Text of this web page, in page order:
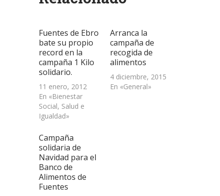
en
una
ventana
nueva)
Fuentes de Ebro
bate su propio
record en la
campaña 1 Kilo
solidario.
11 enero, 2012
En «Bienestar
Social, Salud e
Igualdad»
Arranca la
campaña de
recogida de
alimentos
4 diciembre, 2015
En «General»
Campaña
solidaria de
Navidad para el
Banco de
Alimentos de
Fuentes